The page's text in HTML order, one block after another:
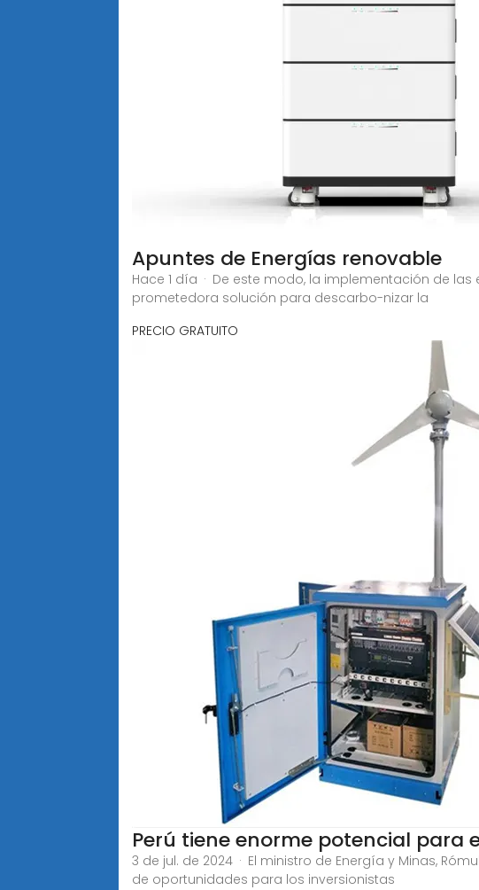
Apuntes de Energías renovable
Hace 1 día · De este modo, la implementación de
prometedora solución para descarbo-nizar la
PRECIO GRATUITO
Perú tiene enorme potencial para
3 de jul. de 2024 · El ministro de Energía y Minas,
de oportunidades para los inversionistas